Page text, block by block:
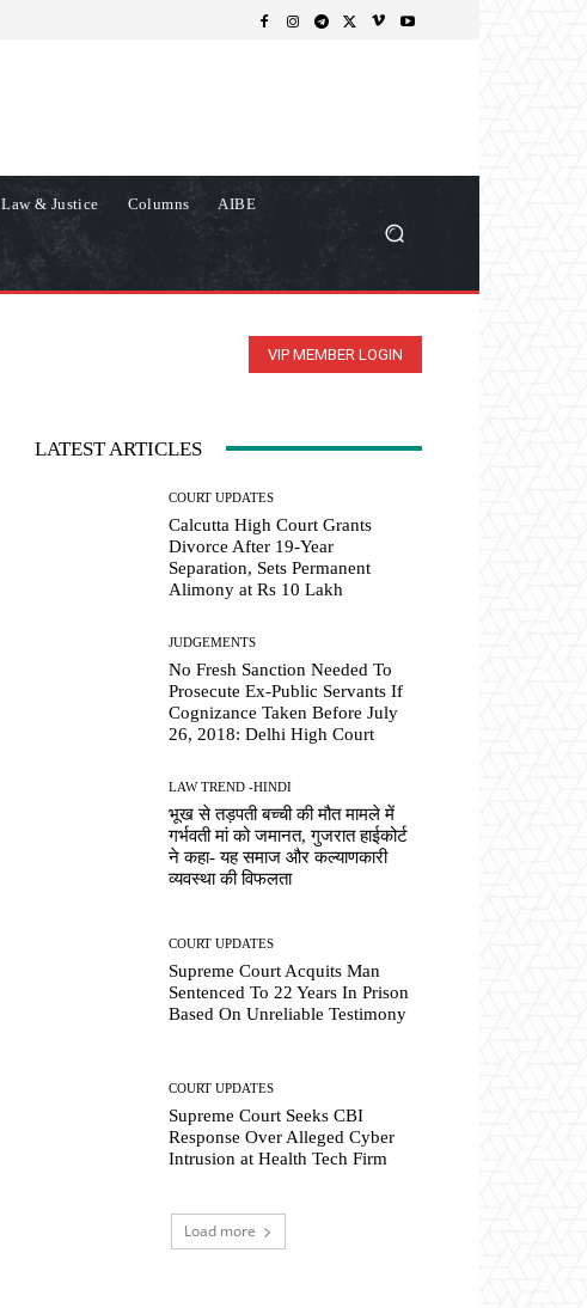
Law & Justice Columns AIBE
VIP MEMBER LOGIN
LATEST ARTICLES
COURT UPDATES
Calcutta High Court Grants
Divorce After 19-Year
Separation, Sets Permanent
Alimony at Rs 10 Lakh
JUDGEMENTS
No Fresh Sanction Needed To
Prosecute Ex-Public Servants If
Cognizance Taken Before July
26, 2018: Delhi High Court
LAW TREND -HINDI
भूख से तड़पती बच्ची की मौत मामले में
गर्भवती मां को जमानत, गुजरात हाईकोर्ट
ने कहा- यह समाज और कल्याणकारी
व्यवस्था की विफलता
COURT UPDATES
Supreme Court Acquits Man
Sentenced To 22 Years In Prison
Based On Unreliable Testimony
COURT UPDATES
Supreme Court Seeks CBI
Response Over Alleged Cyber
Intrusion at Health Tech Firm
Load more